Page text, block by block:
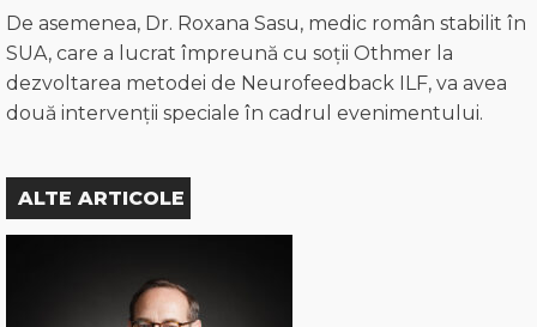
De asemenea, Dr. Roxana Sasu, medic român stabilit în
SUA, care a lucrat împreună cu soții Othmer la
dezvoltarea metodei de Neurofeedback ILF, va avea
două intervenții speciale în cadrul evenimentului.
ALTE ARTICOLE